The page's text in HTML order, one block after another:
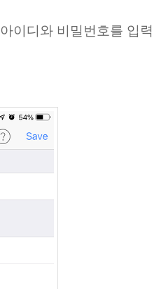
이디와 비밀번호를 입력